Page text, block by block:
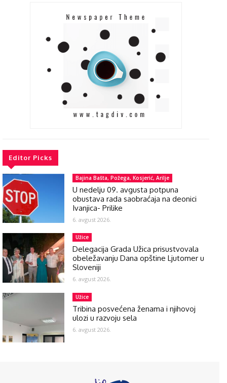
Editor Picks
Bajina Bašta, Požega, Kosjerić, Arilje
U nedelju 09. avgusta potpuna
obustava rada saobraćaja na deonici
Ivanjica- Prilike
6. avgust 2026.
Užice
Delegacija Grada Užica prisustvovala
obeležavanju Dana opštine Ljutomer u
Sloveniji
6. avgust 2026.
Užice
Tribina posvećena ženama i njihovoj
ulozi u razvoju sela
6. avgust 2026.